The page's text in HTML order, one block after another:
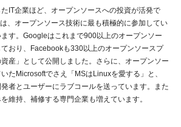
IT企業ほど、オープンソースへの投資が活発で
、オープンソース技術に最も積極的に参加してい
す。Googleはこれまで900以上のオープンソー
おり、Facebookも330以上のオープンソースプ
産」として公開しました。さらに、オープンソー
たMicrosoftでさえ「MSはLinuxを愛する」と、
者とユーザーにラブコールを送っています。また
維持、補修する専門企業も増えています。